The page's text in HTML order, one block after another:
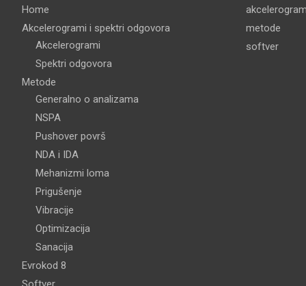
Home
Akcelerogrami i spektri odgovora
Akcelerogrami
Spektri odgovora
Metode
Generalno o analizama
NSPA
Pushover površ
NDA i IDA
Mehanizmi loma
Prigušenje
Vibracije
Optimizacija
Sanacija
Evrokod 8
metode
softver